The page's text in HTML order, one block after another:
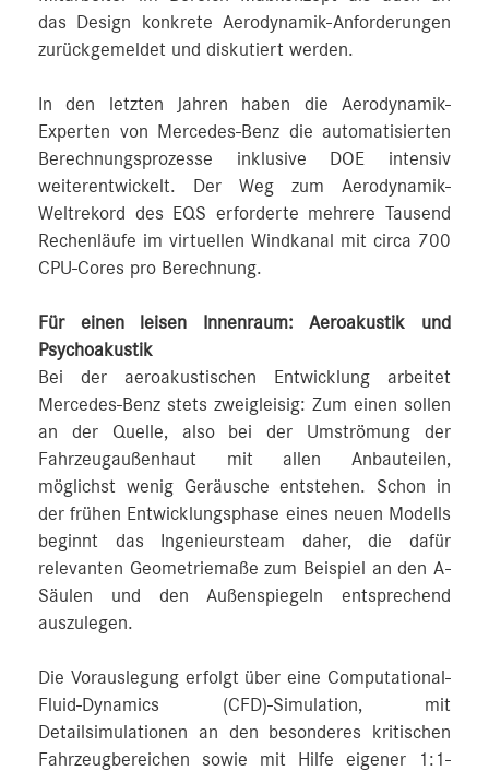
das Design konkrete Aerodynamik-Anforderungen
zurückgemeldet und diskutiert werden.
In den letzten Jahren haben die Aerodynamik-
Experten von Mercedes‑Benz die automatisierten
Berechnungsprozesse inklusive DOE intensiv
weiterentwickelt. Der Weg zum Aerodynamik-
Weltrekord des EQS erforderte mehrere Tausend
Rechenläufe im virtuellen Windkanal mit circa 700
CPU-Cores pro Berechnung.
Für einen leisen Innenraum: Aeroakustik und
Psychoakustik
Bei der aeroakustischen Entwicklung arbeitet
Mercedes‑Benz stets zweigleisig: Zum einen sollen
an der Quelle, also bei der Umströmung der
Fahrzeugaußenhaut mit allen Anbauteilen,
möglichst wenig Geräusche entstehen. Schon in
der frühen Entwicklungsphase eines neuen Modells
beginnt das Ingenieursteam daher, die dafür
relevanten Geometriemaße zum Beispiel an den A-
Säulen und den Außenspiegeln entsprechend
auszulegen.
Die Vorauslegung erfolgt über eine Computational-
Fluid-Dynamics (CFD)-Simulation, mit
Detailsimulationen an den besonderes kritischen
Fahrzeugbereichen sowie mit Hilfe eigener 1:1-